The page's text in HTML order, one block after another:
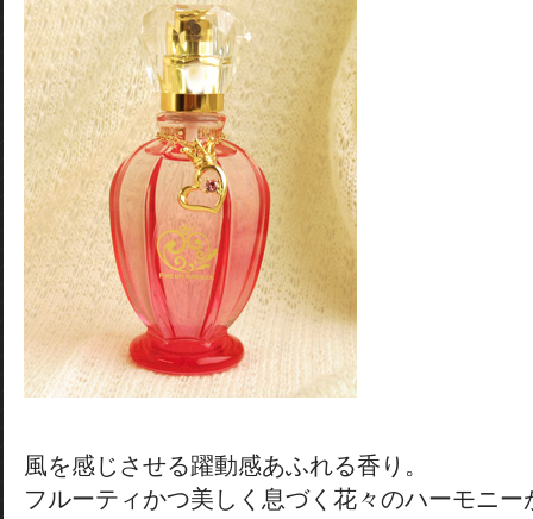
風を感じさせる躍動感あふれる香り。
フルーティかつ美しく息づく花々のハーモニ